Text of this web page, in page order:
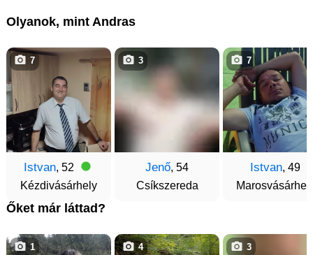
Olyanok, mint Andras
Istvan, 52
Kézdivásárhely
7
Jenő, 54
Csíkszereda
3
Istvan, 49
7
Őket már láttad?
1 4 3